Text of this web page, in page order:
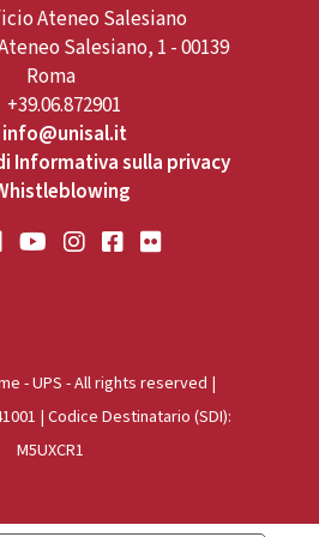
Ateneo Salesiano
Salesiano, 1 - 00139
Roma
+39.06.872901
info@unisal.it
Informativa sulla privacy
- UPS - All rights reserved |
| Codice Destinatario (SDI):
M5UXCR1